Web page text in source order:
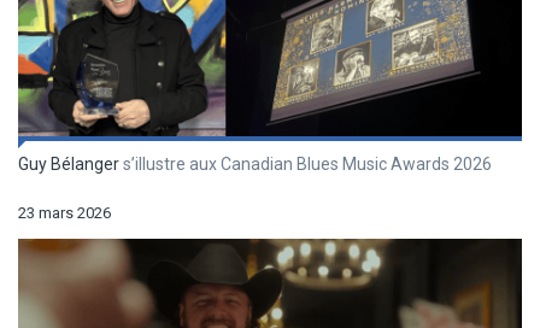
Guy Bélangers’illustre aux Canadian Blues Music Awards 2026
23 mars 2026